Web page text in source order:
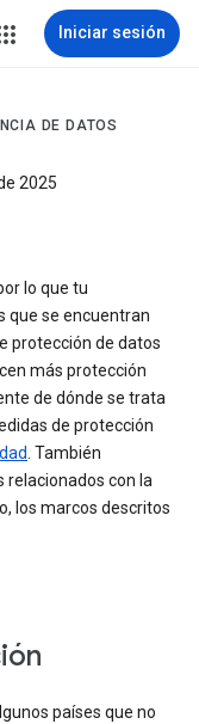
Iniciar sesión
DE DATOS
2025
lo que tu
que se encuentran
protección de datos
más protección
de dónde se trata
de protección
. También
con la
los marcos descritos
países que no